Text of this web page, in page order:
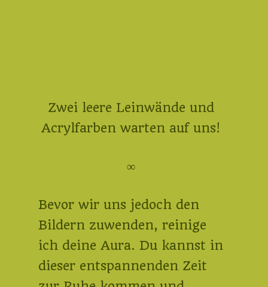
Zwei leere Leinwände und
Acrylfarben warten auf uns!
∞
Bevor wir uns jedoch den
Bildern zuwenden, reinige
ich deine Aura. Du kannst in
dieser entspannenden Zeit